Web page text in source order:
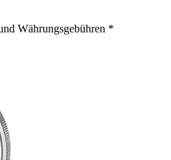
Währungsgebühren *